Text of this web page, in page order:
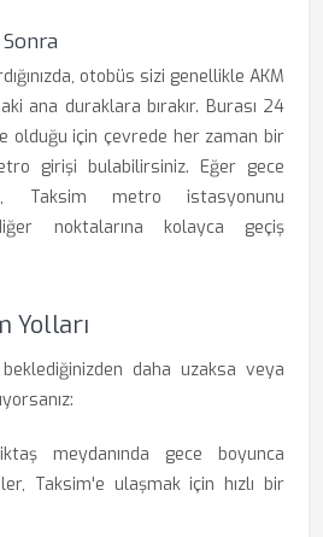
otobüs sizi genellikle AKM
ana duraklara bırakır. Burası 24
olduğu için çevrede her zaman bir
girişi bulabilirsiniz. Eğer gece
Taksim metro istasyonunu
noktalarına kolayca geçiş
Yolları
daha uzaksa veya
meydanında gece boyunca
Taksim'e ulaşmak için hızlı bir